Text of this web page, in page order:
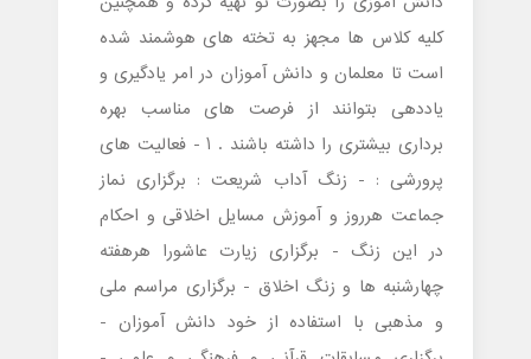
کلیه کلاس ها مجهز به تخته های هوشمند شده
است تا معلمان و دانش آموزان در امر یادگیری و
یاددهی بتوانند از فرصت های مناسب بهره
برداری بیشتری را داشته باشند . 1 - فعالیت های
پرورشی : - زنگ آداب شریعت : برگزاری نماز
جماعت هرروز و آموزش مسایل اخلاقی و احکام
در این زنگ - برگزاری زیارت عاشورا هرهفته
چهارشنبه ها و زنگ اخلاق - برگزاری مراسم ملی
و مذهبی با استفاده از خود دانش آموزان -